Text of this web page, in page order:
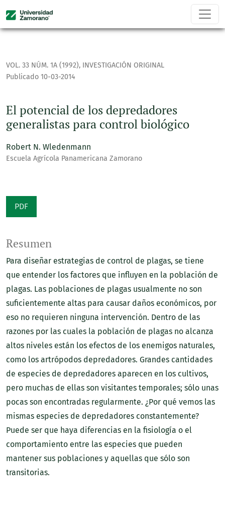
El potencial de los depredadores generalistas para control
VOL. 33 NÚM. 1A (1992), INVESTIGACIÓN ORIGINAL
El potencial de los depredadores
generalistas para control biológico
Publicado 10-03-2014
Robert N. Wledenmann
Escuela Agrícola Panamericana Zamorano
PDF
Resumen
Para diseñar estrategias de control de plagas, se tiene
que entender los factores que influyen en la población de
plagas. Las poblaciones de plagas usualmente no son
suficientemente altas para causar daños económicos, por
eso no requieren ninguna intervención. Dentro de las
razones por las cuales la población de plagas no alcanza
altos niveles están los efectos de los enemigos naturales,
como los artrópodos depredadores. Grandes cantidades
de especies de depredadores aparecen en los cultivos,
pero muchas de ellas son visitantes temporales; sólo unas
pocas son encontradas regularmente. ¿Por qué vemos las
mismas especies de depredadores constantemente?
Puede ser que haya diferencias en la fisiología o el
comportamiento entre las especies que pueden
mantener sus poblaciones y aquellas que sólo son
transitorias.